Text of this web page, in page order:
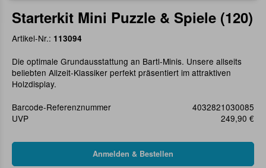
Starterkit Mini Puzzle & Spiele (120)
Artikel-Nr.: 113094
Die optimale Grundausstattung an Bartl-Minis. Unsere allseits
beliebten Allzeit-Klassiker perfekt präsentiert im attraktiven
Holzdisplay.
Barcode-Referenznummer
4032821030085
UVP
249,90 €